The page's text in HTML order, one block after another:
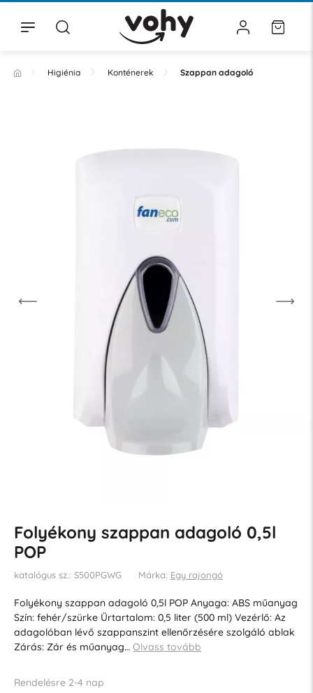
Higiénia Konténerek Szappan adagoló
Folyékony szappan adagoló 0,5l
POP
katalógus sz.: S500PGWG Márka: Egy rajongó
Folyékony szappan adagoló 0,5l POP Anyaga: ABS műanyag
Szín: fehér/szürke Űrtartalom: 0,5 liter (500 ml) Vezérlő: Az
adagolóban lévő szappanszint ellenőrzésére szolgáló ablak
Zárás: Zár és műanyag… Olvass tovább
Rendelésre 2-4 nap